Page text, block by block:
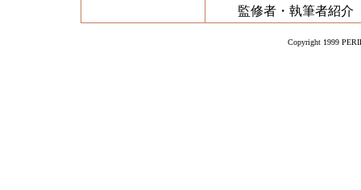
監修者・執筆者紹介
Copyright 1999